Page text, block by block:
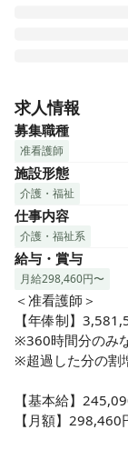
■ICT化（デジタ
■正看護師・准看
■教育体制が整っ
■経験やスキルを
利用者様の健康管
っていただきます。
■バイタルチェック
■服薬管理
■機能訓練など
介護スタッフや提
連携のもと進めて
利用者様の日々
体力が必要な業
忘れずに働けます
求人情報
募集職種
准看護師
施設形態
介護・福祉
仕事内容
介護・福祉系
給与・賞与
月給298,460円〜
＜准看護師＞
【年俸制】
※360時間分のみ
※超過した分の割
【基本給】
【月額】